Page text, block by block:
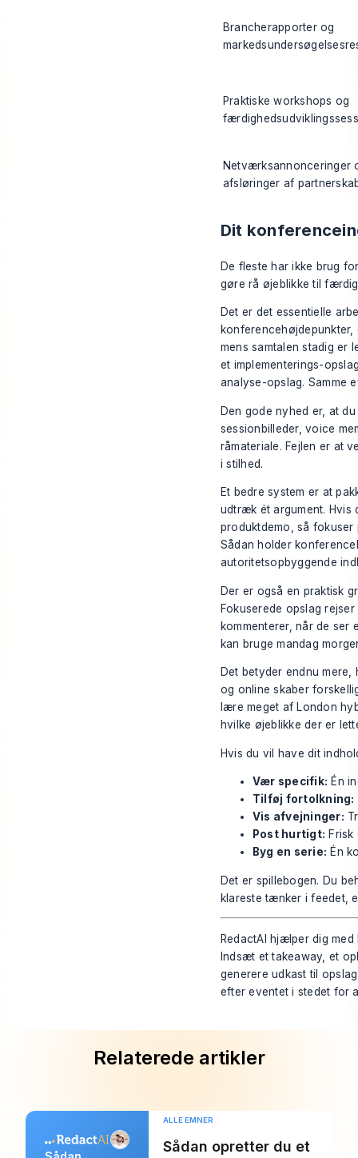
Brancherapporter og
Praktiske workshops og
Netværksannonceringer
afsløringer af
Dit
De fleste har ikke brug
gøre rå øjeblikke til
Det er det essentielle
mens samtalen stadig er
et implementerings-
analyse-opslag. Samme
Den gode nyhed er, at
sessionbilleder, voice
råmateriale. Fejlen er at
i stilhed.
Et bedre system er at
udtræk ét argument. Hvis
produktdemo, så
Sådan holder
autoritetsopbyggende
Der er også en praktisk
Fokuserede opslag
kommenterer, når de
kan bruge mandag
Det betyder endnu
og online skaber
lære meget af London
hvilke øjeblikke der er
Hvis du vil have dit
Vær specifik: Én
Tilføj fortolkning:
Vis afvejninger:
Post hurtigt: Frisk
Byg en serie: Én
Det er spillebogen. Du
klareste tænker i feedet,
RedactAI hjælper dig
Indsæt et takeaway, et
generere udkast til
efter eventet i stedet for
Relaterede artikler
ALLE EMNER
Sådan opretter du et